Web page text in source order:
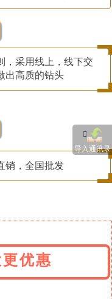
导入通讯录
，采用线上，线下交
出高质的钻头
销，全国批发
优惠